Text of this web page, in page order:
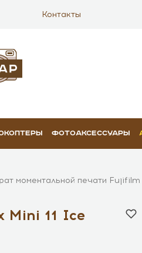
Контакты
ФОТОАКСЕССУАРЫ
моментальной печати
Mini 11 Ice